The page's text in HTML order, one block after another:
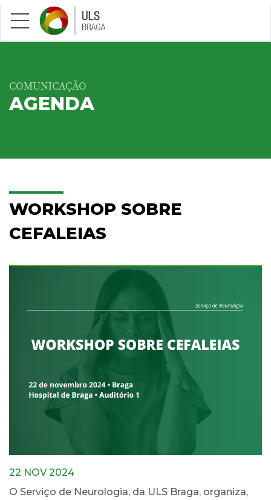
Saltar para conteúdo principal
COMUNICAÇÃO
AGENDA
WORKSHOP SOBRE
CEFALEIAS
22 NOV 2024
O Serviço de Neurologia, da ULS Braga, organiza,